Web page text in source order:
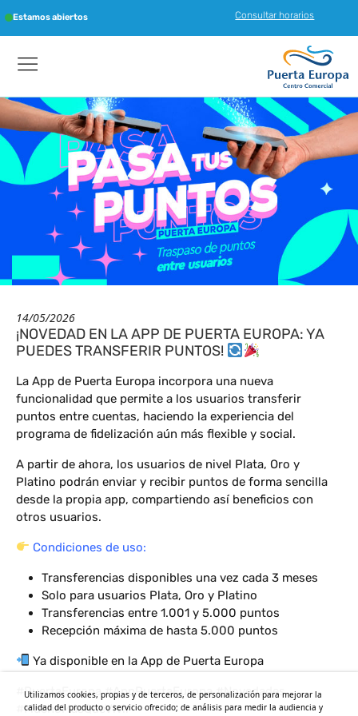
Estamos abiertos Consultar horarios
14/05/2026
¡NOVEDAD EN LA APP DE PUERTA EUROPA: YA
PUEDES TRANSFERIR PUNTOS!
La App de Puerta Europa incorpora una nueva
funcionalidad que permite a los usuarios transferir
puntos entre cuentas, haciendo la experiencia del
programa de fidelización aún más flexible y social.
A partir de ahora, los usuarios de nivel Plata, Oro y
Platino podrán enviar y recibir puntos de forma sencilla
desde la propia app, compartiendo así beneficios con
otros usuarios.
Condiciones de uso:
Transferencias disponibles una vez cada 3 meses
Solo para usuarios Plata, Oro y Platino
Transferencias entre 1.001 y 5.000 puntos
Recepción máxima de hasta 5.000 puntos
Ya disponible en la App de Puerta Europa
#PuertaEuropa #AppPuertaEuropa #Novedades
#MuchoMásQueVivir
Utilizamos cookies, propias y de terceros, de personalización para mejorar la
calidad del producto o servicio ofrecido; de análisis para medir la audiencia y